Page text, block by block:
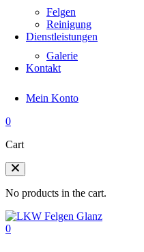
Felgen
Reinigung
Dienstleistungen
Galerie
Kontakt
Mein Konto
0
Cart
No products in the cart.
0